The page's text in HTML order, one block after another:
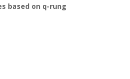
based on q-rung